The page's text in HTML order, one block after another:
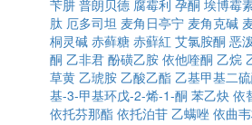
苄肼 普朗贝德 腐霉利 孕酮 埃博霉
肽 厄多司坦 麦角日亭宁 麦角克碱
桐灵碱 赤藓糖 赤蘚紅 艾氯胺酮 恶
酮 乙非君 酚磺乙胺 依他喹酮 乙烷
草黄 乙琥胺 乙酸乙酯 乙基甲基二
基-3-甲基环戊-2-烯-1-酮 苯乙炔 依
依托芬那酯 依托泊苷 乙螨唑 依曲